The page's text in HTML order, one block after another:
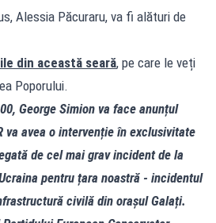
Alessia Păcuraru, va fi alături de
din această seară, pe care le veți
Poporului.
George Simion va face anunțul
va avea o intervenție în exclusivitate
de cel mai grav incident de la
pentru țara noastră - incidentul
civilă din orașul Galați.